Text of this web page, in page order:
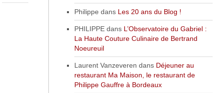
Philippe dans Les 20 ans du Blog !
PHILIPPEdans L’Observatoire du Gabriel :
La Haute Couture Culinaire de Bertrand
Noeureuil
Laurent Vanzeveren dans Déjeuner au
restaurant Ma Maison, le restaurant de
Philippe Gauffre à Bordeaux